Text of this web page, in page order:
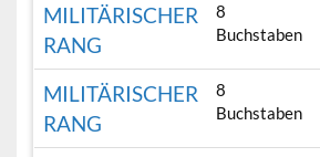
MILITÄRISCHER
RANG
8
Buchstaben
MILITÄRISCHER
RANG
8
Buchstaben